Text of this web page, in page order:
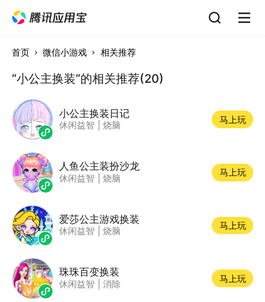
首页 微信小游戏 相关推荐
“小公主换装”的相关推荐(20)
小公主换装日记
休闲益智 烧脑
马上玩
人鱼公主装扮沙龙
休闲益智 烧脑
马上玩
爱莎公主游戏换装
休闲益智 烧脑
马上玩
珠珠百变换装
休闲益智 消除
马上玩